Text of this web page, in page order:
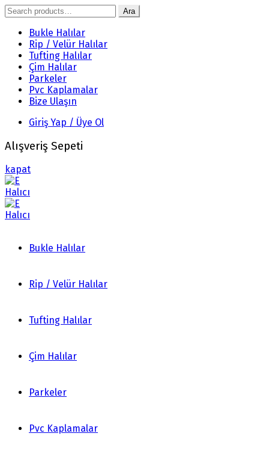
Search
for:
Ara
Bukle Halılar
Rip / Velür Halılar
Tufting Halılar
Çim Halılar
Parkeler
Pvc Kaplamalar
Bize Ulaşın
Giriş Yap / Üye Ol
Alışveriş Sepeti
kapat
Bukle Halılar
Rip / Velür Halılar
Tufting Halılar
Çim Halılar
Parkeler
Pvc Kaplamalar